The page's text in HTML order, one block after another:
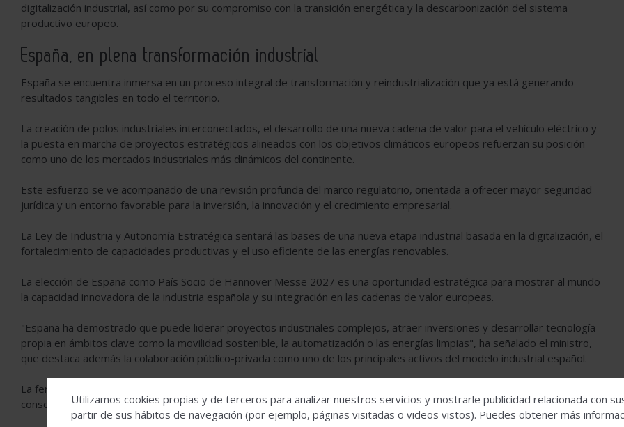
digitalización industrial, así como por su compromiso con la transición energética y la descarbonización del sistema
productivo europeo.
España, en plena transformación industrial
España se encuentra inmersa en un proceso integral de transformación y reindustrialización que ya está generando
resultados tangibles en todo el territorio.
La creación de polos industriales interconectados, el desarrollo de una nueva cadena de valor para el vehículo eléctrico y
la puesta en marcha de proyectos estratégicos alineados con los objetivos climáticos europeos refuerzan su posición
como uno de los mercados industriales más dinámicos del continente.
Este esfuerzo se ve acompañado de una revisión profunda del marco regulatorio, orientada a ofrecer mayor seguridad
jurídica y un entorno favorable para la inversión, la innovación y el crecimiento empresarial.
La Ley de Industria y Autonomía Estratégica sentará las bases de una nueva etapa industrial basada en la digitalización, el
fortalecimiento de capacidades productivas y el uso eficiente de las energías renovables.
La elección de España como País Socio de Hannover Messe 2027 es una oportunidad estratégica para mostrar al mundo
la capacidad innovadora de la industria española y su integración en las cadenas de valor europeas.
"España ha demostrado que puede liderar proyectos industriales complejos, atraer inversiones y desarrollar tecnología
propia en ámbitos clave como la movilidad sostenible, la automatización o las energías limpias", ha señalado el ministro,
que destaca además la colaboración público-privada como uno de los principales activos del modelo industrial español.
La feria permitirá reforzar las alianzas con socios alemanes y europeos, impulsar nuevas oportunidades de negocio y
consolidar a España como un hub industrial y tecnológico del sur de Europa.
Utilizamos cookies propias y de terceros para analizar nuestros servicios y mostrarle publicidad relacionada con
partir de sus hábitos de navegación (por ejemplo, páginas visitadas o videos vistos). Puedes obtener más